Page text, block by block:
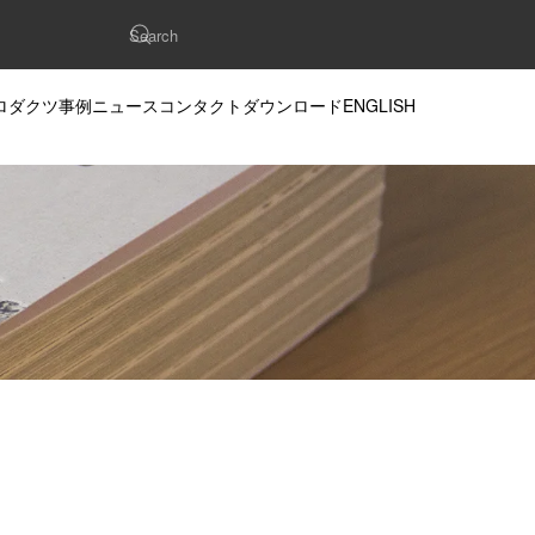
ダクツ事例ニュース コンタクト ダウンロードENGLISH